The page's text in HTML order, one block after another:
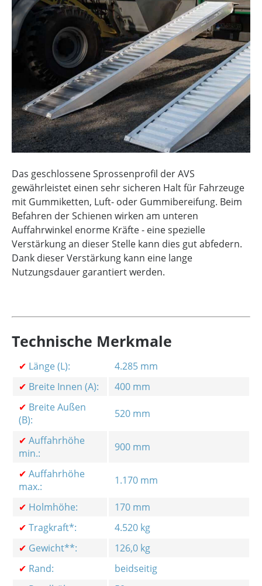
Das geschlossene Sprossenprofil der AVS
gewährleistet einen sehr sicheren Halt für Fahrzeuge
mit Gummiketten, Luft- oder Gummibereifung. Beim
Befahren der Schienen wirken am unteren
Auffahrwinkel enorme Kräfte - eine spezielle
Verstärkung an dieser Stelle kann dies gut abfedern.
Dank dieser Verstärkung kann eine lange
Nutzungsdauer garantiert werden.
Technische Merkmale
✔ Länge (L):
4.285 mm
✔ Breite Innen (A):
400 mm
✔ Breite Außen
(B):
520 mm
✔ Auffahrhöhe
min.:
900 mm
✔ Auffahrhöhe
max.:
1.170 mm
✔ Holmhöhe:
170 mm
✔ Tragkraft*:
4.520 kg
✔ Gewicht**:
126,0 kg
✔ Rand:
beidseitig